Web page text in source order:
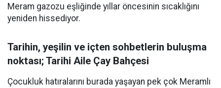
Meram gazozu eşliğinde yıllar öncesinin sıcaklığını
yeniden hissediyor.
Tarihin, yeşilin ve içten sohbetlerin buluşma
noktası; Tarihi Aile Çay Bahçesi
Çocukluk hatıralarını burada yaşayan pek çok Meramlı